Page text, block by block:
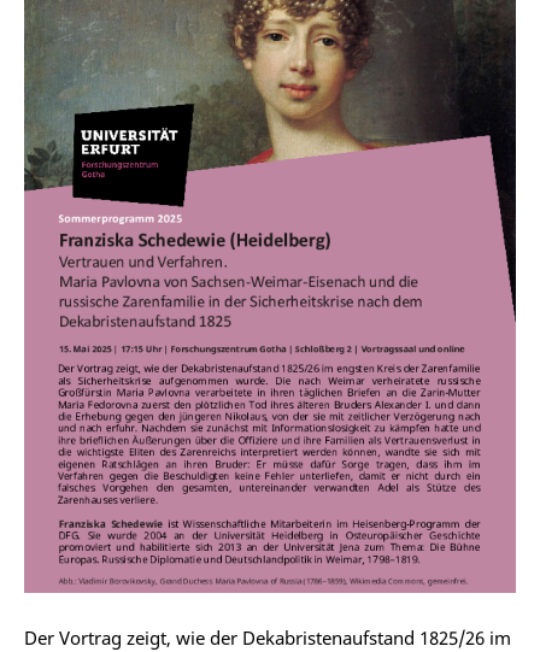
Der Vortrag zeigt, wie der Dekabristenaufstand 1825/26 im